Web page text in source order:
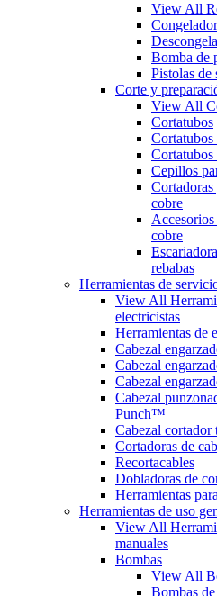
View All
Bomba de
Pistolas de
Corte y
View All
Cortatubos
Cortatubos
Cepillos
Cortadoras
cobre
cobre
rebabas
Herramientas de
View All
electricistas
Herramientas de
Cabezal
Cabezal
Cabezal
Cabezal
Punch™
Cabezal
Cortadoras de
Recortacables
Dobladoras de
Herramientas
Herramientas de uso
View All
manuales
Bombas
View All
Bombas